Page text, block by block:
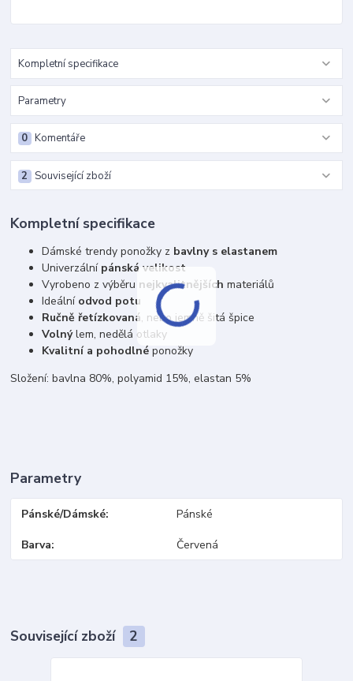
Kompletní specifikace
Parametry
Komentáře
0
Související zboží
2
Kompletní specifikace
Dámské trendy ponožky z bavlny s elastanem
Univerzální pánská velikost
Vyrobeno z výběru nejkvalitnějšíchmateriálů
Ideální odvod potu
Ručně řetízkovaná, nebo jemně šitá špice
Volnýlem, nedělá otlaky
Kvalitní a pohodlnéponožky
Složení: bavlna 80%, polyamid 15%, elastan 5%
Parametry
Pánské/Dámské Pánské
Barva Červená
Související zboží 2